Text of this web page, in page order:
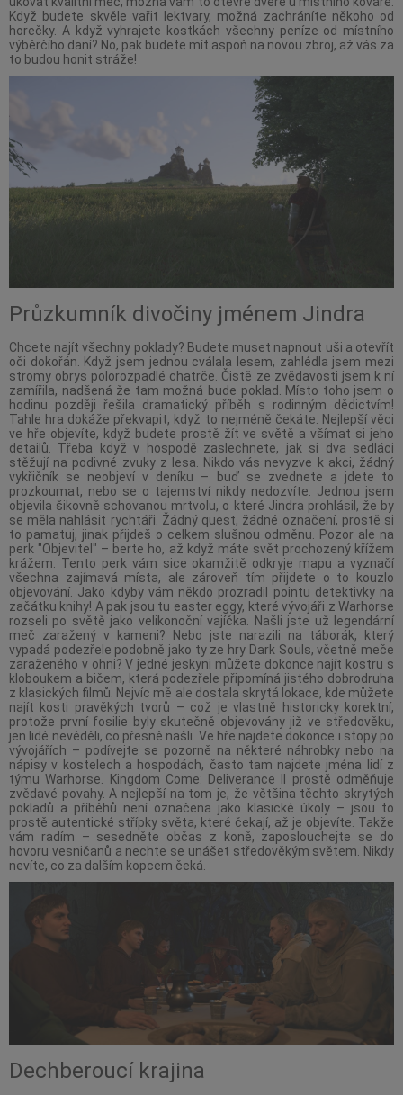
Když budete skvěle vařit lektvary, možná zachráníte někoho od
horečky. A když vyhrajete kostkách všechny peníze od místního
výběrčího daní? No, pak budete mít aspoň na novou zbroj, až vás za
to budou honit stráže!
Průzkumník divočiny jménem Jindra
Chcete najít všechny poklady? Budete muset napnout uši a otevřít
oči dokořán. Když jsem jednou cválala lesem, zahlédla jsem mezi
stromy obrys polorozpadlé chatrče. Čistě ze zvědavosti jsem k ní
zamířila, nadšená že tam možná bude poklad. Místo toho jsem o
hodinu později řešila dramatický příběh s rodinným dědictvím!
Tahle hra dokáže překvapit, když to nejméně čekáte. Nejlepší věci
ve hře objevíte, když budete prostě žít ve světě a všímat si jeho
detailů. Třeba když v hospodě zaslechnete, jak si dva sedláci
stěžují na podivné zvuky z lesa. Nikdo vás nevyzve k akci, žádný
vykřičník se neobjeví v deníku – buď se zvednete a jdete to
prozkoumat, nebo se o tajemství nikdy nedozvíte. Jednou jsem
objevila šikovně schovanou mrtvolu, o které Jindra prohlásil, že by
se měla nahlásit rychtáři. Žádný quest, žádné označení, prostě si
to pamatuj, jinak přijdeš o celkem slušnou odměnu. Pozor ale na
perk "Objevitel" – berte ho, až když máte svět prochozený křížem
krážem. Tento perk vám sice okamžitě odkryje mapu a vyznačí
všechna zajímavá místa, ale zároveň tím přijdete o to kouzlo
objevování. Jako kdyby vám někdo prozradil pointu detektivky na
začátku knihy! A pak jsou tu easter eggy, které vývojáři z Warhorse
rozseli po světě jako velikonoční vajíčka. Našli jste už legendární
meč zaražený v kameni? Nebo jste narazili na táborák, který
vypadá podezřele podobně jako ty ze hry Dark Souls, včetně meče
zaraženého v ohni? V jedné jeskyni můžete dokonce najít kostru s
kloboukem a bičem, která podezřele připomíná jistého dobrodruha
z klasických filmů. Nejvíc mě ale dostala skrytá lokace, kde můžete
najít kosti pravěkých tvorů – což je vlastně historicky korektní,
protože první fosilie byly skutečně objevovány již ve středověku,
jen lidé nevěděli, co přesně našli. Ve hře najdete dokonce i stopy po
vývojářích – podívejte se pozorně na některé náhrobky nebo na
nápisy v kostelech a hospodách, často tam najdete jména lidí z
týmu Warhorse. Kingdom Come: Deliverance II prostě odměňuje
zvědavé povahy. A nejlepší na tom je, že většina těchto skrytých
pokladů a příběhů není označena jako klasické úkoly – jsou to
prostě autentické střípky světa, které čekají, až je objevíte. Takže
vám radím – sesedněte občas z koně, zaposlouchejte se do
hovoru vesničanů a nechte se unášet středověkým světem. Nikdy
nevíte, co za dalším kopcem čeká.
Dechberoucí krajina